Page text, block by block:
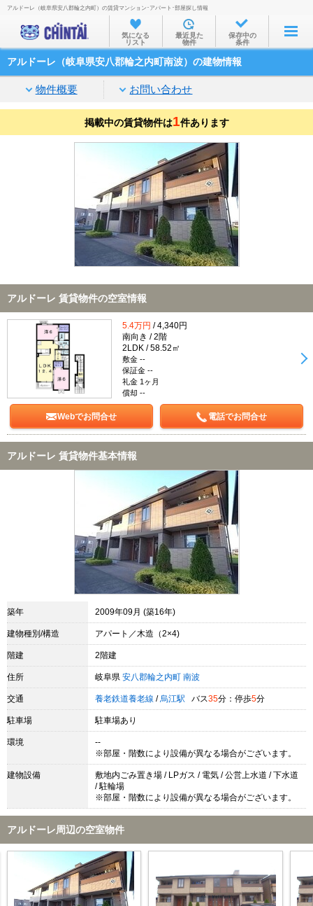
お部屋を探す
沿線・駅から
住所から
家賃相場から
通勤通学時間から
物件特集から
不動産会社から
TOP
アルドーレ（岐阜県安八郡輪之内町）の賃貸マンション･アパート･部屋探し情報
気になる
リスト
最近見た
物件
保存中の
条件
アルドーレ（岐阜県安八郡輪之内町南波）の建物情報
物件概要 お問い合わせ
掲載中の賃貸物件は1件あります
アルドーレ 賃貸物件の空室情報
5.4万円 / 4,340円
南向き / 2階
2LDK / 58.52㎡
敷金 --
保証金 --
礼金 1ヶ月
償却 --
Webでお問合せ 電話でお問合せ
アルドーレ 賃貸物件基本情報
築年 2009年09月 (築16年)
建物種別/構造 アパート／木造（2×4)
階建 2階建
住所 岐阜県 安八郡輪之内町 南波
交通 養老鉄道養老線 / 烏江駅 バス35分：停歩5分
駐車場 駐車場あり
環境
--
※部屋・階数により設備が異なる場合がございます。
建物設備
敷地内ごみ置き場 / LPガス / 電気 / 公営上水道 / 下水道
/ 駐輪場
※部屋・階数により設備が異なる場合がございます。
アルドーレ周辺の空室物件